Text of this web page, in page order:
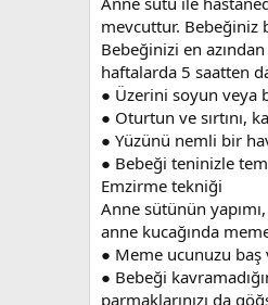
mevcuttur. Bebeğiniz
Bebeğinizi en
haftalarda 5 saatten
● Üzerini soyun veya
● Oturtun ve sırtını,
● Yüzünü nemli bir
● Bebeği teninizle
Emzirme tekniği
Anne sütünün
anne kucağında
● Meme ucunuzu
● Bebeği
parmaklarınızı da